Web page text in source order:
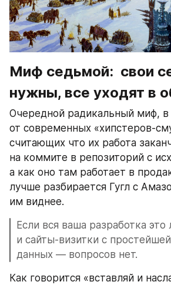
Миф седьмой:  свои
нужны, все уходят в
Очередной радикальный миф, в
от современных «хипстеров-
считающих что их работа
на коммите в репозиторий с
а как оно там работает в
лучше разбирается Гугл с
им виднее.
Если вся ваша разработка это
и сайты-визитки с
данных — вопросов нет.
Как говорится «вставляй и